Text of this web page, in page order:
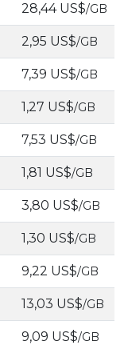
28,44 US$/GB
2,95 US$/GB
7,39 US$/GB
1,27 US$/GB
7,53 US$/GB
1,81 US$/GB
3,80 US$/GB
1,30 US$/GB
9,22 US$/GB
13,03 US$/GB
9,09 US$/GB